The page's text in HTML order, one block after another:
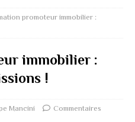
promoteur immobilier :
immobilier :
!
Mancini
Commentaires